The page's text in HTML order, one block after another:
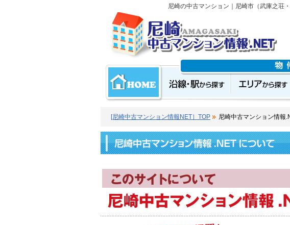
尼崎の中古マンション ｜尼崎市（武庫之荘
[尼崎中古マンション情報NET］TOP 尼崎中古マンション情報